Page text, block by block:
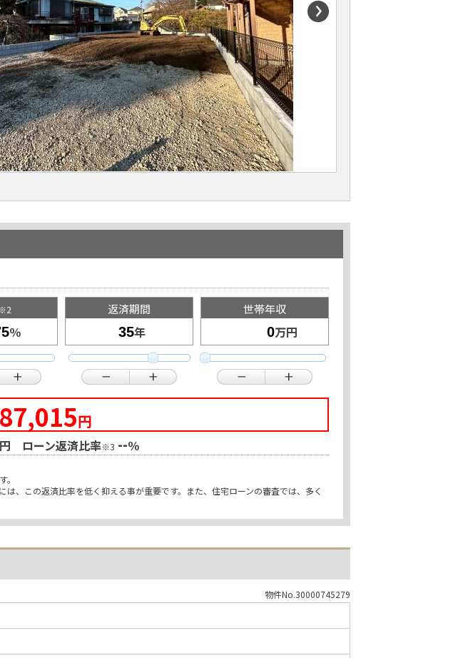
％
返済期間
年
世帯年収
万円
87,015円
円 ローン返済比率※3 --％
、この返済比率を低く抑える事が重要です。また、住宅ローンの審査では、多く
物件No.30000745279